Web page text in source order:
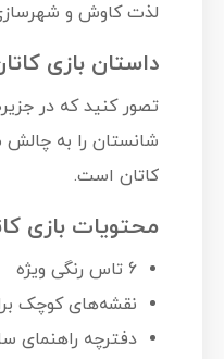
لذت کاوش و شهرسازی
داستان بازی
تصور کنید که در
شانستان را به
کاتان است.
محتویات بازی
6 تاس رنگی ویژه
نقشه‌های کوچک
دفترچه راهنمای